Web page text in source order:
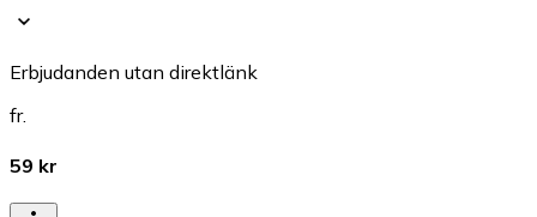
Erbjudanden utan direktlänk
fr.
59 kr